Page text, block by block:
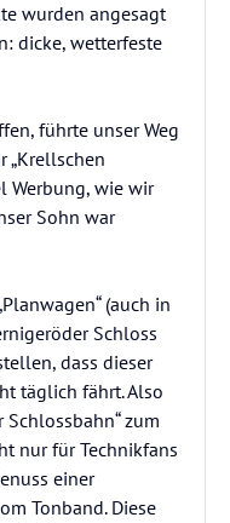
wurden angesagt
dicke, wetterfeste
führte unser Weg
„Krellschen
Werbung, wie wir
Sohn war
(auch in
Schloss
dass dieser
täglich fährt. Also
zum
nur für Technikfans
einer
Tonband. Diese